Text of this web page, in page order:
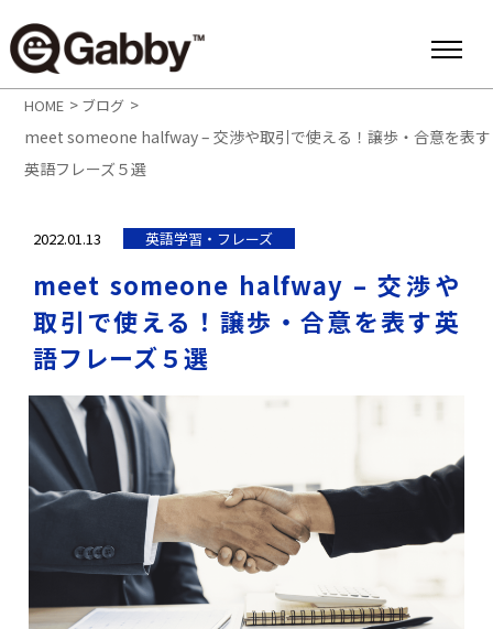
HOME > ブログ >
meet someone halfway – 交渉や取引で使える！譲歩・合意を表す
英語フレーズ５選
2022.01.13 英語学習・フレーズ
meet someone halfway – 交渉や
取引で使える！譲歩・合意を表す英
語フレーズ５選